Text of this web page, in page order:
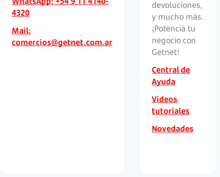
4320
Mail:
comercios@getnet.com.ar
devoluciones,
y mucho más.
¡Potenciá tu
negocio con
Getnet!
Central de
Ayuda
Videos
tutoriales
Novedades